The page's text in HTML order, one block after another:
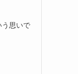
う思いで